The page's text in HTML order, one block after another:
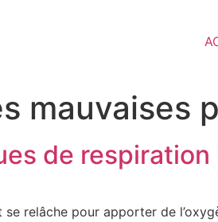
mauvaises
de respiration
relâche pour apporter de